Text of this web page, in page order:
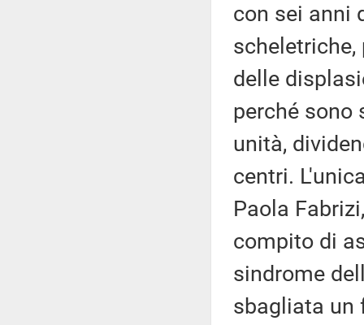
con sei anni
delle
perché
unità,
centri.
Paola
compito di
sindrome
sbagliata un